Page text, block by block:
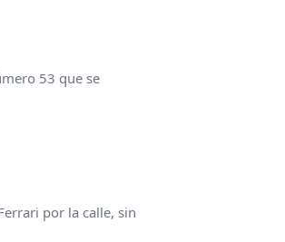
53 que se
por la calle, sin